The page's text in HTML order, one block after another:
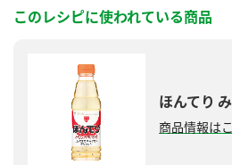
このレシピに使われている商品
ほんてり
商品情報は